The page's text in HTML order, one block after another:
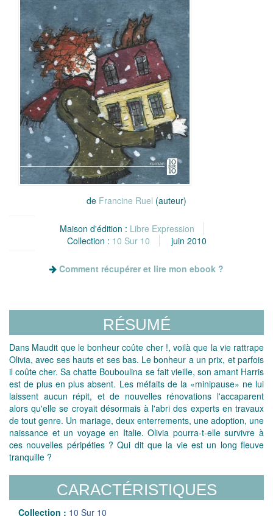
de Francine Ruel (auteur)
Maison d'édition : Libre Expression
Collection : 10 Sur 10 juin 2010
Comment récupérer et lire mon ebook ?
RÉSUMÉ
Dans Maudit que le bonheur coûte cher !, voilà que la vie rattrape
Olivia, avec ses hauts et ses bas. Le bonheur a un prix, et parfois
il coûte cher. Sa chatte Bouboulina se fait vieille, son amant Harris
est de plus en plus absent. Les méfaits de la «minipause» ne lui
laissent aucun répit, et de nouvelles rénovations l'accaparent
alors qu'elle se croyait désormais à l'abri des experts en travaux
de tout genre. Un mariage, deux enterrements, une adoption, une
naissance et un voyage en Italie. Olivia pourra-t-elle survivre à
ces nouvelles péripéties ? Qui dit que la vie est un long fleuve
tranquille ?
CARACTÉRISTIQUES
Collection : 10 Sur 10